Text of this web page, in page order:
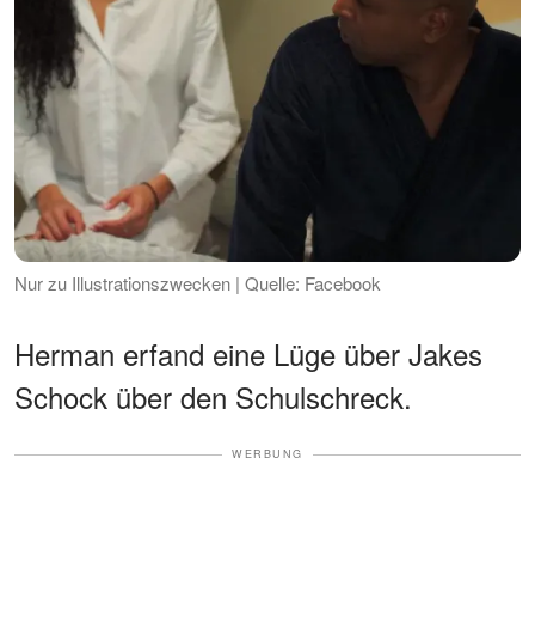
Nur zu Illustrationszwecken | Quelle: Facebook
Herman erfand eine Lüge über Jakes
Schock über den Schulschreck.
WERBUNG